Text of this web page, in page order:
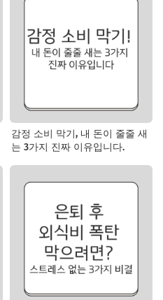
감정 소비 막기, 내 돈이 줄줄 새
는 3가지 진짜 이유입니다.